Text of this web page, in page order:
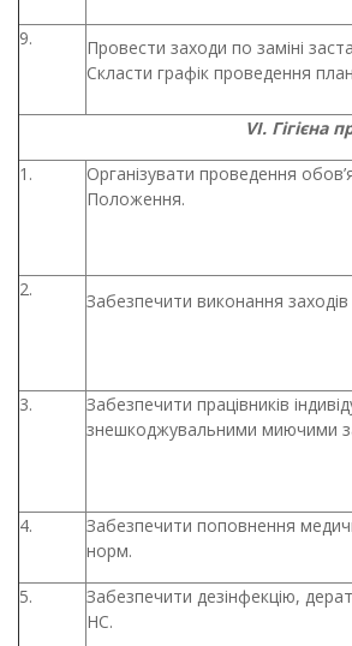
9.
Провести заходи по заміні
Скласти графік проведення
VІ. Гігієна
1.
Організувати проведення
Положення.
2.
Забезпечити виконання
3.
Забезпечити працівників
знешкоджувальними миючими
4.
Забезпечити поповнення
норм.
5.
Забезпечити дезінфекцію,
НС.